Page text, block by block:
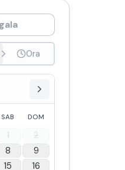
Ora
SAB DOM
1
2
8
9
15
16